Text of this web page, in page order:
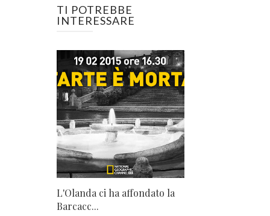
TI POTREBBE
INTERESSARE
L'Olanda ci ha affondato la
Barcacc...